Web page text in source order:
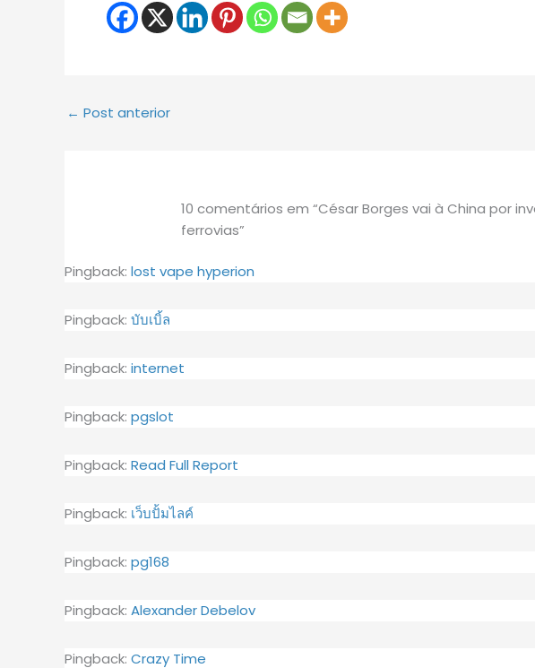
← Post anterior
10 comentários em “César Borges vai à China por
ferrovias”
Pingback: lost vape hyperion
Pingback: บับเบิ้ล
Pingback: internet
Pingback: pgslot
Pingback: Read Full Report
Pingback: เว็บปั้มไลค์
Pingback: pg168
Pingback: Alexander Debelov
Pingback: Crazy Time